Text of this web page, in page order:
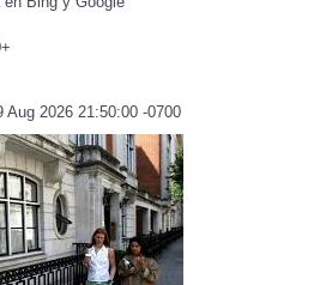
Aug 2026 21:50:00 -0700